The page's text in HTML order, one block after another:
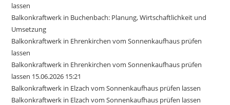
lassen
Balkonkraftwerk in Buchenbach: Planung, Wirtschaftlichkeit und
Umsetzung
Balkonkraftwerk in Ehrenkirchen vom Sonnenkaufhaus prüfen
lassen
Balkonkraftwerk in Ehrenkirchen vom Sonnenkaufhaus prüfen
lassen 15.06.2026 15:21
Balkonkraftwerk in Elzach vom Sonnenkaufhaus prüfen lassen
Balkonkraftwerk in Elzach vom Sonnenkaufhaus prüfen lassen